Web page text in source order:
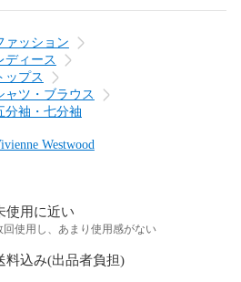
ァッション
ディース
ップス
ャツ・ブラウス
分袖・七分袖
Westwood
使用に近い
回使用し、あまり使用感がない
料込み(出品者負担)